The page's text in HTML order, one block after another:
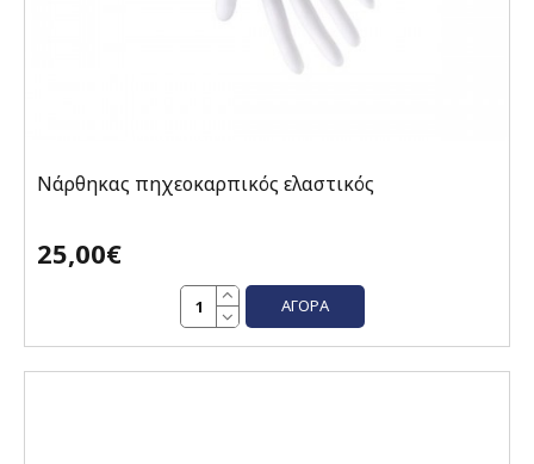
Νάρθηκας πηχεοκαρπικός ελαστικός
25,00€
ΑΓΟΡΆ